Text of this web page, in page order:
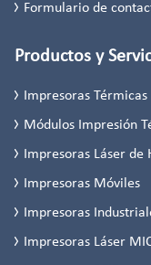
Formulario de
Productos y
Impresoras Térmicas
Módulos Impresión
Impresoras Láser de
Impresoras Móviles
Impresoras
Impresoras Láser